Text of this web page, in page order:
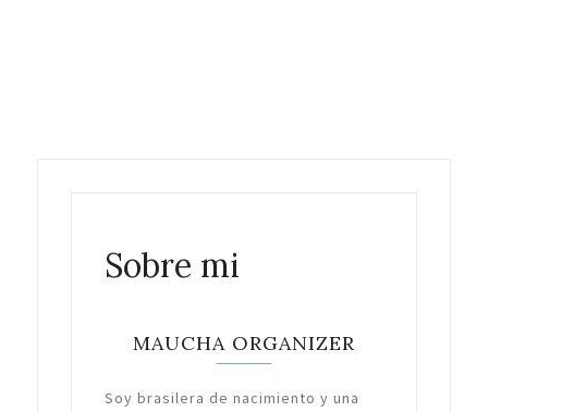
Sobre mi
MAUCHA ORGANIZER
Soy brasilera de nacimiento y una